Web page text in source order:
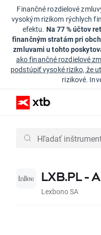
Finančné rozdielové
vysokým rizikom rýchlych
efektu. Na 77 % účtov
finančným stratám pri
zmluvami u tohto
ako finančné rozdielové
podstúpiť vysoké riziko, že
rizikové.
LXB.PL -
Lexbono SA